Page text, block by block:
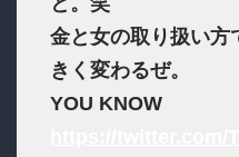
金と女の取り扱い方
きく変わるぜ。
YOU KNOW